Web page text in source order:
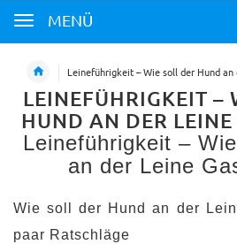
MENÜ
Leineführigkeit – Wie soll der Hund an
LEINEFÜHRIGKEIT –
HUND AN DER LEINE
Leineführigkeit –
an der Leine
Wie soll der Hund an der
paar Ratschläge